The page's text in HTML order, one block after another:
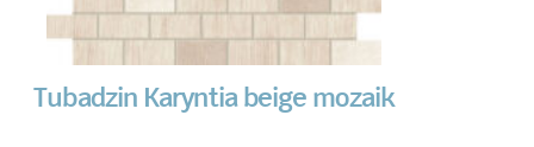
Tubadzin Karyntia beige mozaik